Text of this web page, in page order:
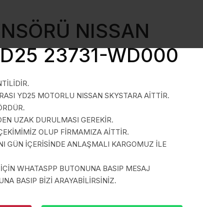
NISSAN
23731-WD000
YD25 MOTORLU NISSAN SKYSTARA AİTTİR.
UZAK DURULMASI GEREKİR.
OLUP FİRMAMIZA AİTTİR.
GÜN İÇERİSİNDE ANLAŞMALI KARGOMUZ İLE
WHATASPP BUTONUNA BASIP MESAJ
BASIP BİZİ ARAYABİLİRSİNİZ.